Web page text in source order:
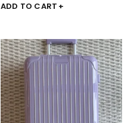
ADD TO CART